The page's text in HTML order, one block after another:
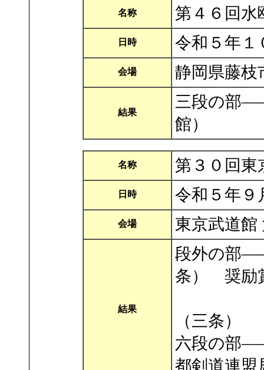
名称 第４６回水
日時 令和５年１
会場 静岡県藤
結果
三段の部
館）
名称 第３０回東
日時 令和５年９
会場 東京武道館
結果
段外の部
条） 奨励
（三条）
六段の部
都剣道連盟